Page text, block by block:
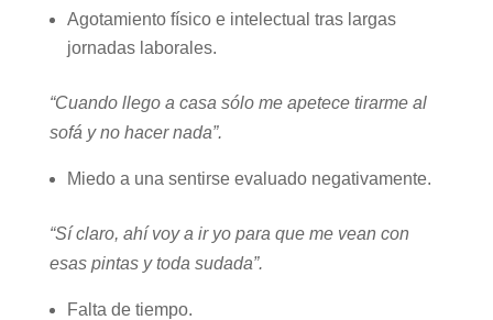
Agotamiento físico e intelectual tras largas
jornadas laborales.
“Cuando llego a casa sólo me apetece tirarme al
sofá y no hacer nada”.
Miedo a una sentirse evaluado negativamente.
“Sí claro, ahí voy a ir yo para que me vean con
esas pintas y toda sudada”.
Falta de tiempo.